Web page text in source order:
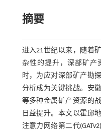
摘要
进入21世纪以来，随着
杂性的提升，深部矿产
时，为应对深部矿产勘
分析成为关键挑战。安
等多种金属矿产资源的
日益提升。本文以霍邱
注意力网络第二代